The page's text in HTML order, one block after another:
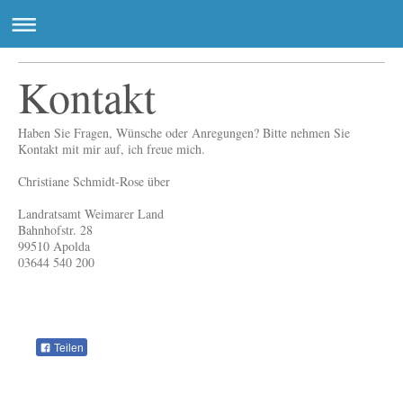
Kontakt
Haben Sie Fragen, Wünsche oder Anregungen? Bitte nehmen Sie
Kontakt mit mir auf, ich freue mich.
Christiane Schmidt-Rose über
Landratsamt Weimarer Land
Bahnhofstr. 28
99510 Apolda
03644 540 200
Teilen